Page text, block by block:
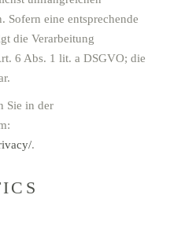
Sofern eine entsprechende
die Verarbeitung
6 Abs. 1 lit. a DSGVO; die
Sie in der
.